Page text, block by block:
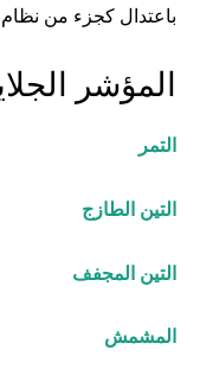
باعتدال كجزء من
المؤشر
التمر
التين الطازج
التين المجفف
المشمش